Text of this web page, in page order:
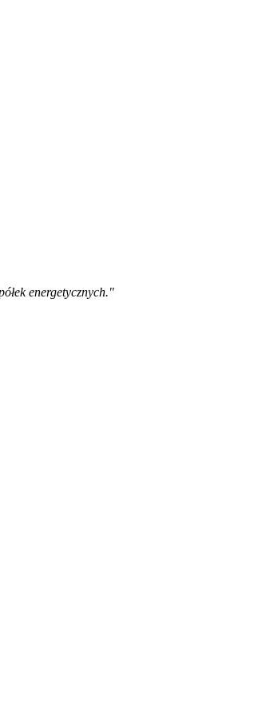
energetycznych."